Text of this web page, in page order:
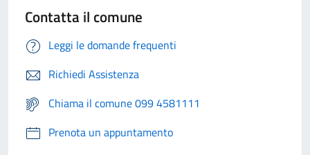
Contatta il comune
Leggi le domande frequenti
Richiedi Assistenza
Chiama il comune 099 4581111
Prenota un appuntamento